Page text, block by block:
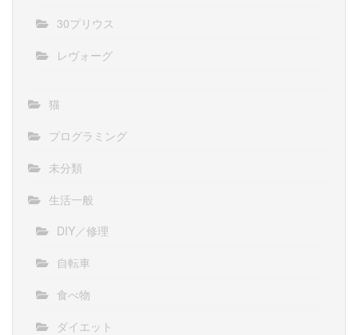
30プリウス
レヴォーグ
猫
プログラミング
未分類
生活一般
DIY／修理
自転車
食べ物
ダイエット